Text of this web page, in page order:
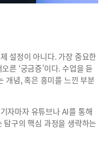
설정이 아니다. 가장 중요한
른 ‘궁금증’이다. 수업을 듣
개념, 혹은 흥미를 느낀 부분
자마자 유튜브나 AI를 통해
구의 핵심 과정을 생략하는